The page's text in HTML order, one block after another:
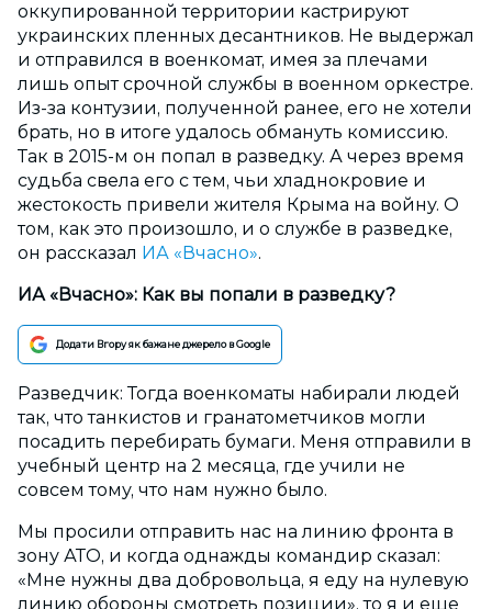
оккупированной территории кастрируют
украинских пленных десантников. Не выдержал
и отправился в военкомат, имея за плечами
лишь опыт срочной службы в военном оркестре.
Из-за контузии, полученной ранее, его не хотели
брать, но в итоге удалось обмануть комиссию.
Так в 2015-м он попал в разведку. А через время
судьба свела его с тем, чьи хладнокровие и
жестокость привели жителя Крыма на войну. О
том, как это произошло, и о службе в разведке,
он рассказал ИА «Вчасно».
ИА «Вчасно»: Как вы попали в разведку?
Додати Вгору як бажане джерело в Google
Разведчик: Тогда военкоматы набирали людей
так, что танкистов и гранатометчиков могли
посадить перебирать бумаги. Меня отправили в
учебный центр на 2 месяца, где учили не
совсем тому, что нам нужно было.
Мы просили отправить нас на линию фронта в
зону АТО, и когда однажды командир сказал:
«Мне нужны два добровольца, я еду на нулевую
линию обороны смотреть позиции», то я и еще